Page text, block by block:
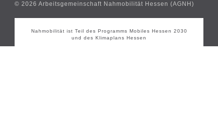
© 2026 Arbeitsgemeinschaft Nahmobilität Hessen (AGNH)
Nahmobilität ist Teil des Programms Mobiles Hessen 2030
und des Klimaplans Hessen